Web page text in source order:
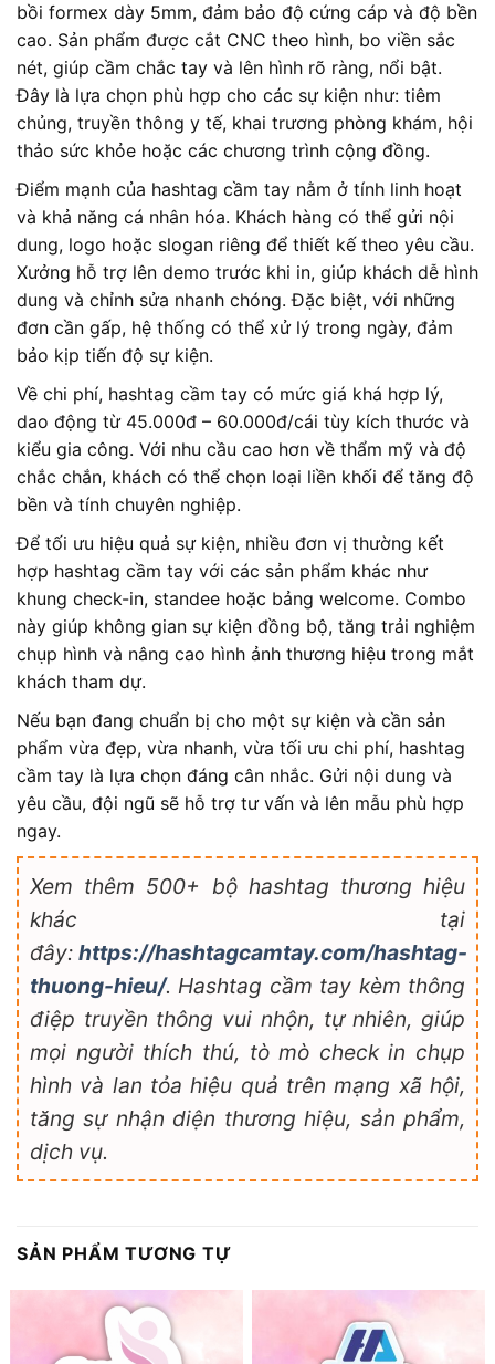
bồi formex dày 5mm, đảm bảo độ cứng cáp và độ bền
cao. Sản phẩm được cắt CNC theo hình, bo viền sắc
nét, giúp cầm chắc tay và lên hình rõ ràng, nổi bật.
Đây là lựa chọn phù hợp cho các sự kiện như: tiêm
chủng, truyền thông y tế, khai trương phòng khám, hội
thảo sức khỏe hoặc các chương trình cộng đồng.
Điểm mạnh của hashtag cầm tay nằm ở tính linh hoạt
và khả năng cá nhân hóa. Khách hàng có thể gửi nội
dung, logo hoặc slogan riêng để thiết kế theo yêu cầu.
Xưởng hỗ trợ lên demo trước khi in, giúp khách dễ hình
dung và chỉnh sửa nhanh chóng. Đặc biệt, với những
đơn cần gấp, hệ thống có thể xử lý trong ngày, đảm
bảo kịp tiến độ sự kiện.
Về chi phí, hashtag cầm tay có mức giá khá hợp lý,
dao động từ 45.000đ – 60.000đ/cái tùy kích thước và
kiểu gia công. Với nhu cầu cao hơn về thẩm mỹ và độ
chắc chắn, khách có thể chọn loại liền khối để tăng độ
bền và tính chuyên nghiệp.
Để tối ưu hiệu quả sự kiện, nhiều đơn vị thường kết
hợp hashtag cầm tay với các sản phẩm khác như
khung check-in, standee hoặc bảng welcome. Combo
này giúp không gian sự kiện đồng bộ, tăng trải nghiệm
chụp hình và nâng cao hình ảnh thương hiệu trong mắt
khách tham dự.
Nếu bạn đang chuẩn bị cho một sự kiện và cần sản
phẩm vừa đẹp, vừa nhanh, vừa tối ưu chi phí, hashtag
cầm tay là lựa chọn đáng cân nhắc. Gửi nội dung và
yêu cầu, đội ngũ sẽ hỗ trợ tư vấn và lên mẫu phù hợp
ngay.
Xem thêm 500+ bộ hashtag thương hiệu
khác tại
đây: https://hashtagcamtay.com/hashtag-
thuong-hieu/. Hashtag cầm tay kèm thông
điệp truyền thông vui nhộn, tự nhiên, giúp
mọi người thích thú, tò mò check in chụp
hình và lan tỏa hiệu quả trên mạng xã hội,
tăng sự nhận diện thương hiệu, sản phẩm,
dịch vụ.
SẢN PHẨM TƯƠNG TỰ